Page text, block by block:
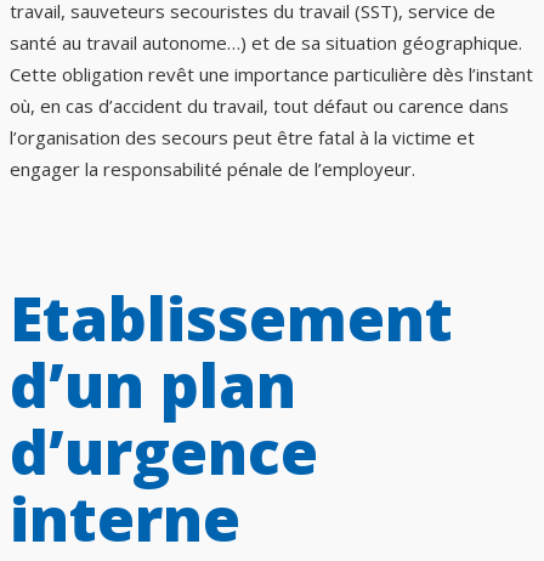
travail, sauveteurs secouristes du travail (SST), service de
santé au travail autonome…) et de sa situation géographique.
Cette obligation revêt une importance particulière dès l’instant
où, en cas d’accident du travail, tout défaut ou carence dans
l’organisation des secours peut être fatal à la victime et
engager la responsabilité pénale de l’employeur.
Etablissement
d’un plan
d’urgence
interne